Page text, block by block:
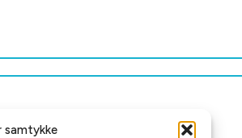
samtykke